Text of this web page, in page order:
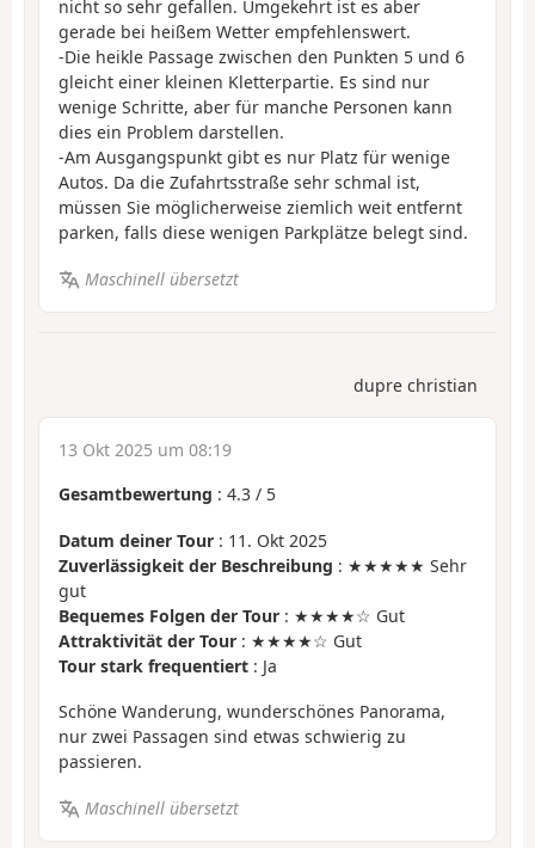
nicht so sehr gefallen. Umgekehrt ist es aber
gerade bei heißem Wetter empfehlenswert.
-Die heikle Passage zwischen den Punkten 5 und 6
gleicht einer kleinen Kletterpartie. Es sind nur
wenige Schritte, aber für manche Personen kann
dies ein Problem darstellen.
-Am Ausgangspunkt gibt es nur Platz für wenige
Autos. Da die Zufahrtsstraße sehr schmal ist,
müssen Sie möglicherweise ziemlich weit entfernt
parken, falls diese wenigen Parkplätze belegt sind.
Maschinell übersetzt
dupre christian
13 Okt 2025 um 08:19
Gesamtbewertung : 4.3 / 5
Datum deiner Tour : 11. Okt 2025
Zuverlässigkeit der Beschreibung : ★★★★★ Sehr
gut
Bequemes Folgen der Tour : ★★★★☆ Gut
Attraktivität der Tour : ★★★★☆ Gut
Tour stark frequentiert : Ja
Schöne Wanderung, wunderschönes Panorama,
nur zwei Passagen sind etwas schwierig zu
passieren.
Maschinell übersetzt